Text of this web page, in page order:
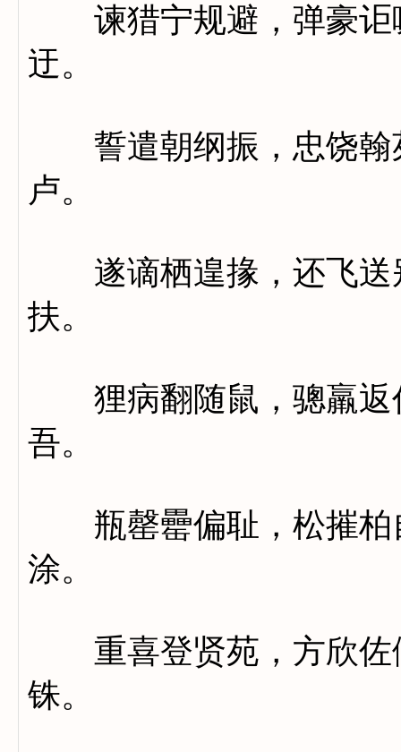
谏猎宁规避，弹豪讵
迂。
誓遣朝纲振，忠饶翰
卢。
遂谪栖遑掾，还飞送
扶。
狸病翻随鼠，骢羸返
吾。
瓶罄罍偏耻，松摧柏
涂。
重喜登贤苑，方欣佐
铢。